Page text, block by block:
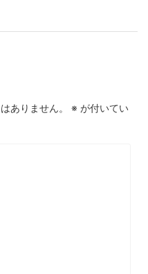
ありません。 ※ が付いてい